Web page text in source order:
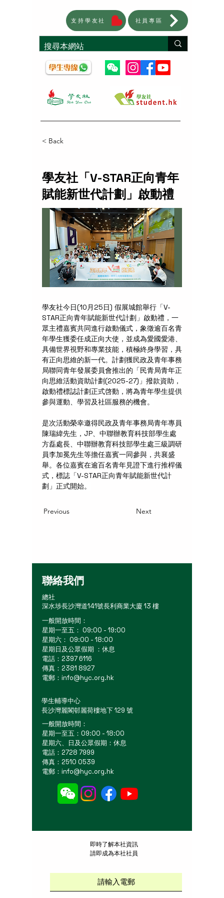
支持學友社 社員專區
< Back
學友社「V-STAR正向青年
賦能新世代計劃」啟動禮
學友社今日(10月25日) 假展城館舉行「V-
STAR正向青年賦能新世代計劃」啟動禮，一
眾主禮嘉賓共同進行啟動儀式，象徵逾百名青
年學生獲委任成正向大使，並成為愛國愛港、
具備世界視野和專業技能，積極終身學習，具
有正向思維的新一代。計劃獲民政及青年事務
局聯同青年發展委員會推出的「民青局青年正
向思維活動資助計劃(2025-27)」撥款資助，
啟動禮標誌計劃正式啓動，將為青年學生提供
參與運動、學習及社區服務的機會。
是次活動榮幸邀得民政及青年事務局青年專員
陳瑞緯先生，JP、中聯辦教育科技部學生處
方磊處長、中聯辦教育科技部學生處三級調研
員李加冕先生等擔任嘉賓一同參與，共襄盛
舉。各位嘉賓在逾百名青年見證下進行推桿儀
式，標誌「V-STAR正向青年賦能新世代計
劃」正式開始。
Previous Next
聯絡我們
總社
深水埗長沙灣道141號長利商業大廈 13 樓
一般開放時間：
星期一至五： 09:00 - 19:00
星期六： 09:00 - 18:00
星期日及公眾假期 ：休息
電話：2397 6116
傳真：2381 8927
電郵： info@hyc.org.hk
學生輔導中心
長沙灣麗閣邨麗荷樓地下 129 號
一般開放時間：
星期一至五：09:00 - 18:00
星期六、日及公眾假期：休息
電話：2728 7999
傳真：2510 0539
電郵： info@hyc.org.hk
​即時了解本社資訊
請即成為本社社員